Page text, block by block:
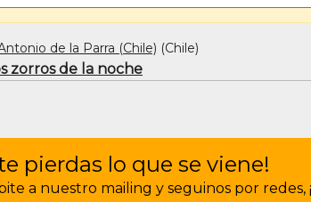
de la Parra (Chile) (Chile)
zorros de la noche
pierdas lo que se viene!
a nuestro mailing y seguinos por redes,